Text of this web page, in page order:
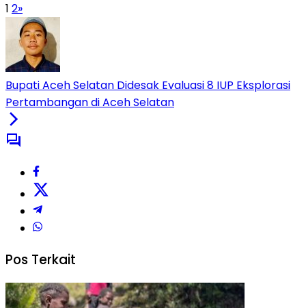
1 2»
Bupati Aceh Selatan Didesak Evaluasi 8 IUP Eksplorasi
Pertambangan di Aceh Selatan
Pos Terkait